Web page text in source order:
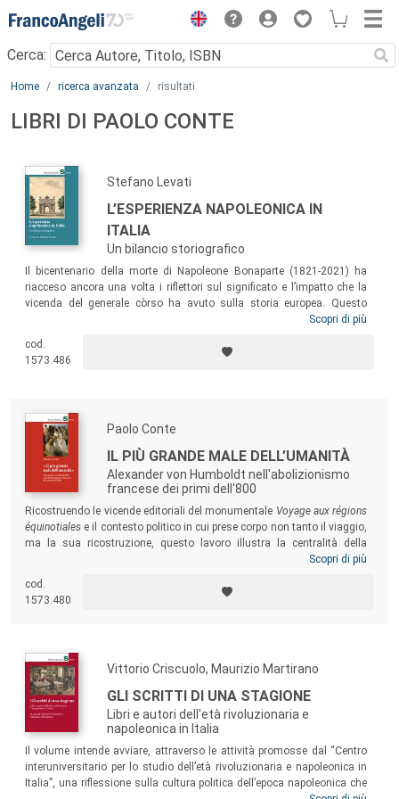
Menu
Cerca:
Main content
Home ricerca avanzata risultati
LIBRI DI PAOLO CONTE
Stefano Levati
L’ESPERIENZA NAPOLEONICA IN
ITALIA
Un bilancio storiografico
Il bicentenario della morte di Napoleone Bonaparte (1821-2021) ha
riacceso ancora una volta i riflettori sul significato e l’impatto che la
vicenda del generale còrso ha avuto sulla storia europea. Questo
volume si colloca all’interno di questo mai sopito interesse per le
tanto la figura e l’operato del re/imperatore, quanto piuttosto l’eredità
che quella esperienza, per alcuni territori settentrionali quasi
Scopri di più
cod.
1573.486
Paolo Conte
IL PIÙ GRANDE MALE DELL’UMANITÀ
Alexander von Humboldt nell'abolizionismo
francese dei primi dell'800
Ricostruendo le vicende editoriali del monumentale Voyage aux régions
équinotiales e il contesto politico in cui prese corpo non tanto il viaggio,
ma la sua ricostruzione, questo lavoro illustra la centralità della
questione della schiavitù negli interessi dell’intellettuale prussiano
grande coerenza per suggerire, in sintonia con gli ambienti
dell’abolizionismo francese, una concreta soluzione per la fine
Scopri di più
cod.
1573.480
Vittorio Criscuolo, Maurizio Martirano
GLI SCRITTI DI UNA STAGIONE
Libri e autori dell'età rivoluzionaria e
napoleonica in Italia
Il volume intende avviare, attraverso le attività promosse dal “Centro
interuniversitario per lo studio dell’età rivoluzionaria e napoleonica in
Italia”, una riflessione sulla cultura politica dell’epoca napoleonica che